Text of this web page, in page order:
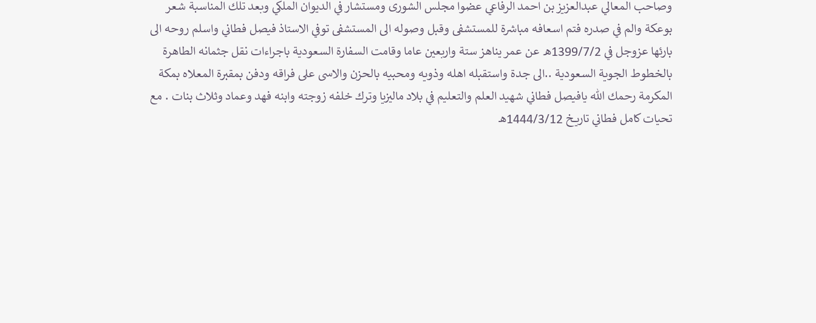
وصاحب المعالي عبدالعزيز بن احمد الرفاعي عضوا مجلس الشورى ومستشار في الديوان الملكي وبعد تلك المناسبة شعر
بوعكة والم في صدره فتم اسعافه مباشرة للمستشفى وقبل وصوله الى المستشفى توفي الاستاذ فيصل فطاني واسلم روحه الى
بارئها عزوجل في 1399/7/2هـ عن عمر يناهز ستة واربعين عاما وقامت السفارة السعودية باجراءات نقل جثمانه الطاهرة
بالخطوط الجوية السعودية ..الى جدة واستقبله اهله وذويه ومحبيه بالحزن والاسى على فراقه ودفن بمقبرة المعلاه بمكة
المكرمة رحمك الله يافيصل فطاني شهيد العلم والتعليم في بلاد ماليزيا وترك خلفه زوجته وابنه فهد وعماد وثلاث بنات . مع
تحيات كامل فطاني تاريخ 1444/3/12هـ